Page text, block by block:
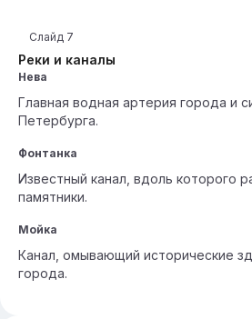
Реки и каналы
Слайд 7
Нева
Главная водная артерия города и
Петербурга.
Фонтанка
Известный канал, вдоль которого
памятники.
Мойка
Канал, омывающий исторические
города.